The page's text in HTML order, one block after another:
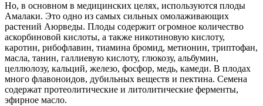
Но, в основном в медицинских целях, используются плоды
Амалаки. Это одно из самых сильных омолаживающих
растений Аюрведы. Плоды содержит огромное количество
аскорбиновой кислоты, а также никотиновую кислоту,
каротин, рибофлавин, тиамина бромид, метионин, триптофан,
масла, танин, галлиевую кислоту, глюкозу, альбумин,
целлюлозу, кальций, железо, фосфор, медь, камеди. В плодах
много флавоноидов, дубильных веществ и пектина. Семена
содержат протеолитические и литолитические ферменты,
эфирное масло.